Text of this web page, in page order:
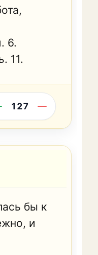
6.
11.
127
бы к
и